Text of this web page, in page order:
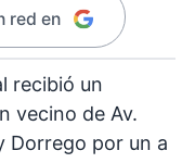
red en
recibió un
vecino de Av.
Dorrego por un a